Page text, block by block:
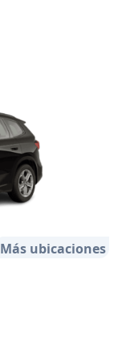
Más ubicaciones